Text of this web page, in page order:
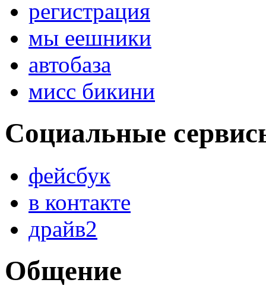
регистрация
мы еешники
автобаза
мисс бикини
Социальные
фейсбук
в контакте
драйв2
Общение